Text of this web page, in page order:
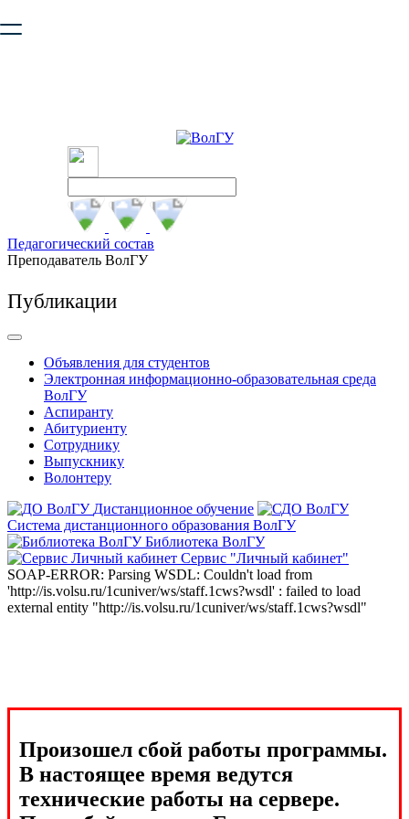
безопасную работу с сайтом. Пожалуйста
Педагогический состав
Преподаватель ВолГУ
Публикации
Объявления для студентов
Электронная информационно-образовательная среда
ВолГУ
Аспиранту
Абитуриенту
Сотруднику
Выпускнику
Волонтеру
Дистанционное обучение
Система дистанционного образования ВолГУ
Библиотека ВолГУ
Сервис "Личный кабинет"
SOAP-ERROR: Parsing WSDL: Couldn't load from
'http://is.volsu.ru/1cuniver/ws/staff.1cws?wsdl' : failed to load
external entity "http://is.volsu.ru/1cuniver/ws/staff.1cws?wsdl"
Произошел сбой работы программы.
В настоящее время ведутся
технические работы на сервере.